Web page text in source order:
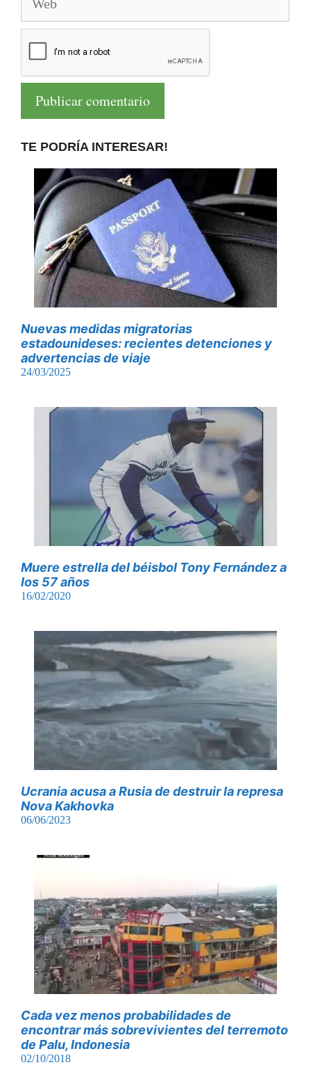
TE PODRÍA INTERESAR!
Nuevas medidas migratorias
estadounideses: recientes detenciones y
advertencias de viaje
24/03/2025
Muere estrella del béisbol Tony Fernández a
los 57 años
16/02/2020
Ucrania acusa a Rusia de destruir la represa
Nova Kakhovka
06/06/2023
Cada vez menos probabilidades de
encontrar más sobrevivientes del terremoto
de Palu, Indonesia
02/10/2018